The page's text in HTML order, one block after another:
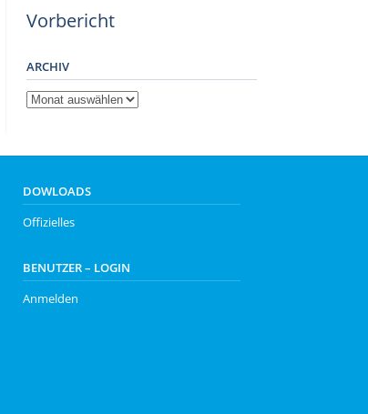
Vorbericht
ARCHIV
Archiv
DOWLOADS
Offizielles
BENUTZER – LOGIN
Anmelden